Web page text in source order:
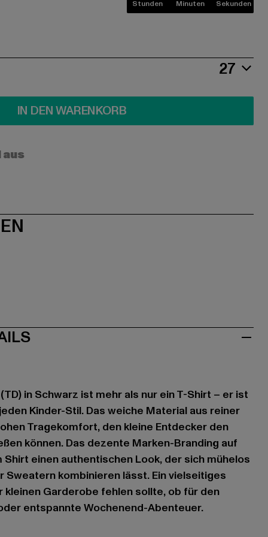
Stunden Minuten Sekunden
27
IN DEN WARENKORB
in Schwarz ist mehr als nur ein T-Shirt – er ist
Kinder-Stil. Das weiche Material aus reiner
Tragekomfort, den kleine Entdecker den
können. Das dezente Marken-Branding auf
einen authentischen Look, der sich mühelos
Sweatern kombinieren lässt. Ein vielseitiges
kleinen Garderobe fehlen sollte, ob für den
entspannte Wochenend-Abenteuer.